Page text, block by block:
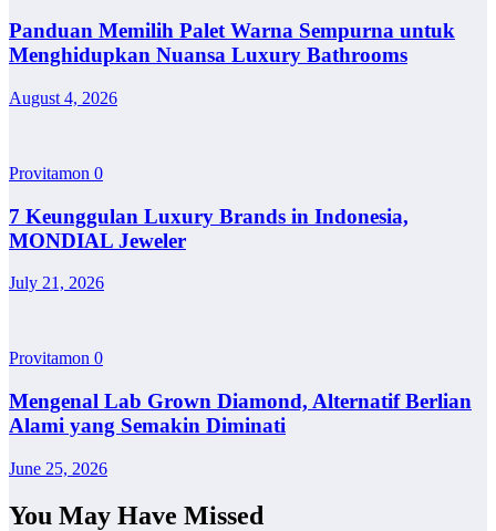
Panduan Memilih Palet Warna Sempurna untuk
Menghidupkan Nuansa Luxury Bathrooms
August 4, 2026
Provitamon 0
7 Keunggulan Luxury Brands in Indonesia,
MONDIAL Jeweler
July 21, 2026
Provitamon 0
Mengenal Lab Grown Diamond, Alternatif Berlian
Alami yang Semakin Diminati
June 25, 2026
You May Have Missed